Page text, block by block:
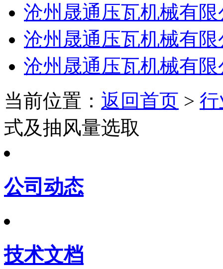
沧州晟通压瓦机械有限
沧州晟通压瓦机械有限
沧州晟通压瓦机械有限
当前位置： 返回首页 >
式及抽风量选取
公司动态
技术文档